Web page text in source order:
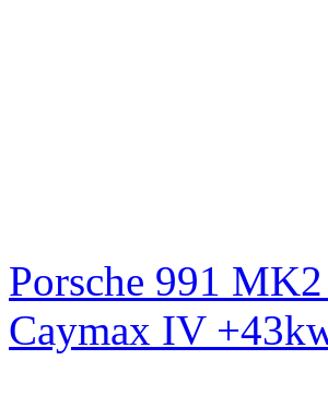
Porsche 991
Caymax IV